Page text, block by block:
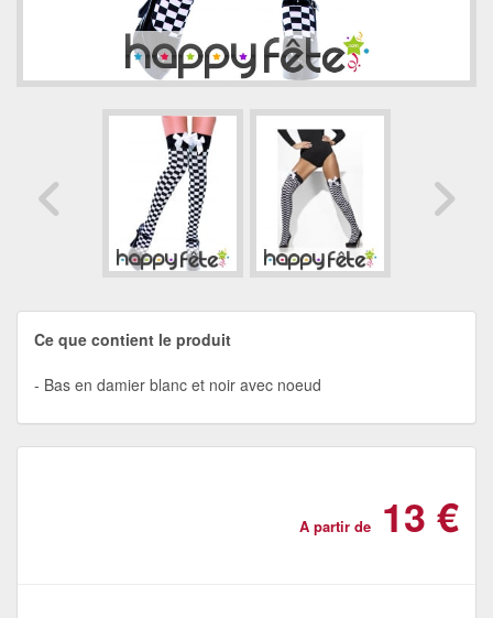
Ce que contient le produit
Bas en damier blanc et noir avec noeud
A partir de 13 €